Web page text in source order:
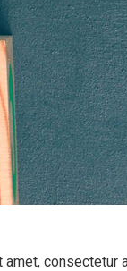
consectetur